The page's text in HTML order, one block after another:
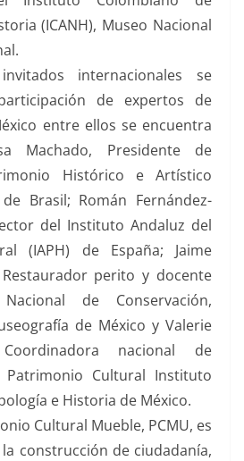
(ICANH), Museo Nacional
internacionales se
de expertos de
entre ellos se encuentra
Machado, Presidente de
Histórico e Artístico
Brasil; Román Fernández-
del Instituto Andaluz del
(IAPH) de España; Jaime
Restaurador perito y docente
de Conservación,
de México y Valerie
nacional de
Patrimonio Cultural Instituto
e Historia de México.
Cultural Mueble, PCMU, es
construcción de ciudadanía,